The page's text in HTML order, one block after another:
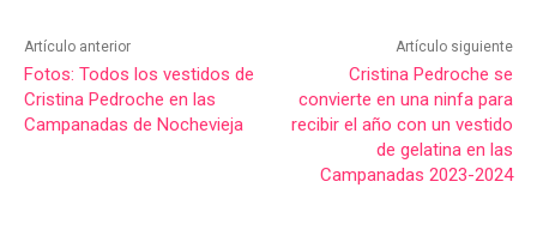
Artículo anterior
Fotos: Todos los vestidos de
Cristina Pedroche en las
Campanadas de Nochevieja
Artículo siguiente
Cristina Pedroche se
convierte en una ninfa para
recibir el año con un vestido
de gelatina en las
Campanadas 2023-2024